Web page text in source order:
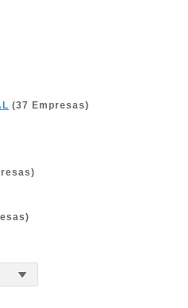
(37 Empresas)